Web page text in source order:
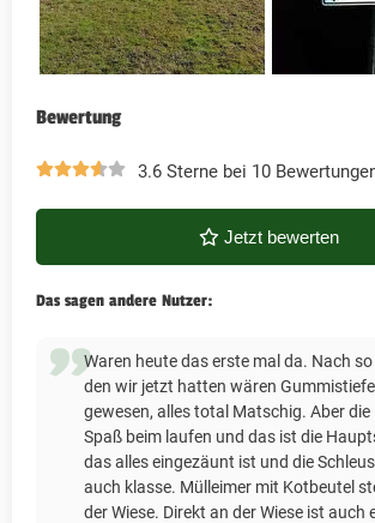
Bewertung
3.6 Sterne bei 10
Jetzt bewerten
Das sagen andere Nutzer:
Waren heute das erste mal da. Nach so
den wir jetzt hatten wären
gewesen, alles total Matschig. Aber
Spaß beim laufen und das ist die
das alles eingezäunt ist und die
auch klasse. Mülleimer mit Kotbeutel
der Wiese. Direkt an der Wiese ist auch